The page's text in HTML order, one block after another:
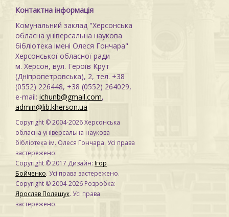
Контактна інформація
Комунальний заклад "Херсонська
обласна універсальна наукова
бібліотека імені Олеся Гончара"
Херсонської обласної ради
м. Херсон, вул. Героїв Крут
(Дніпропетровська), 2, тел. +38
(0552) 226448, +38 (0552) 264029,
e-mail: ichunb@gmail.com,
admin@lib.kherson.ua
Copyright © 2004-2026 Херсонська
обласна універсальна наукова
бібліотека ім. Олеся Гончара. Усі права
застережено.
Copyright © 2017 Дизайн: Ігор
Бойченко. Усі права застережено.
Copyright © 2004-2026 Розробка:
Ярослав Полещук. Усі права
застережено.